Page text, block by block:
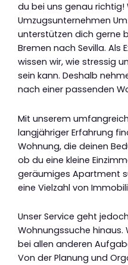
du bei uns genau richtig!
Umzugsunternehmen
unterstützen dich gerne
Bremen nach Sevilla. Als
wissen wir, wie stressig
sein kann. Deshalb
nach einer passenden
Mit unserem
langjähriger Erfahrung
Wohnung, die deinen
ob du eine kleine
geräumiges Apartment
eine Vielzahl von
Unser Service geht
Wohnungssuche hinaus.
bei allen anderen
Von der Planung und